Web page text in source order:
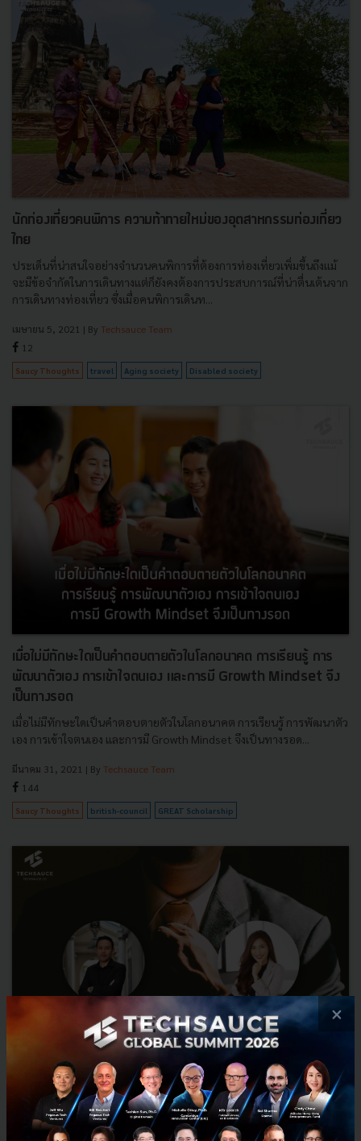
นักท่องเที่ยวคนพิการ ความท้าทายใหม่ของอุตสาหกรรมท่องเที่ยว
ไทย
ประเด็นที่น่าสนใจอย่างจำนวนคนพิการที่ต้องการท่องเที่ยวเพิ่มขึ้นถึงเเม้
จะมีข้อจำกัดในการเดินทางแต่ก็ยังคงต้องการประสบการณ์ที่น่าตื่นเต้นจาก
การเดินทางท่องเที่ยว ซึ่งเมื่อคนพิการเดินท...
เมษายน 5, 2021 | By Techsauce Team
12
Saucy Thoughts travel Aging society Disabled society
เมื่อไม่มีทักษะใดเป็นคำตอบตายตัวในโลกอนาคต การเรียนรู้ การ
พัฒนาตัวเอง การเข้าใจตนเอง และการมี Growth Mindset จึง
เป็นทางรอด
เมื่อไม่มีทักษะใดเป็นคำตอบตายตัวในโลกอนาคต การเรียนรู้ การพัฒนาตัว
เอง การเข้าใจตนเอง และการมี Growth Mindset จึงเป็นทางรอด...
มีนาคม 31, 2021 | By Techsauce Team
144
Saucy Thoughts british-council GREAT Scholarship
นวัตกรรมสร้างได้ ผู้นำต้องเปลี่ยน คนต้องพร้อม
หลากหลายองค์กรทุ่มเทด้านเงินทุนมหาศาล พยายามนำความรู้ใหม่ๆ
×